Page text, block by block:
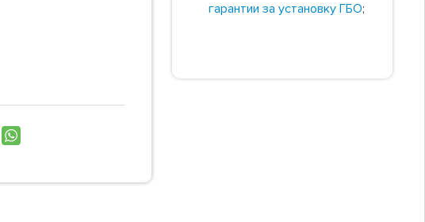
гарантии за установку ГБО;